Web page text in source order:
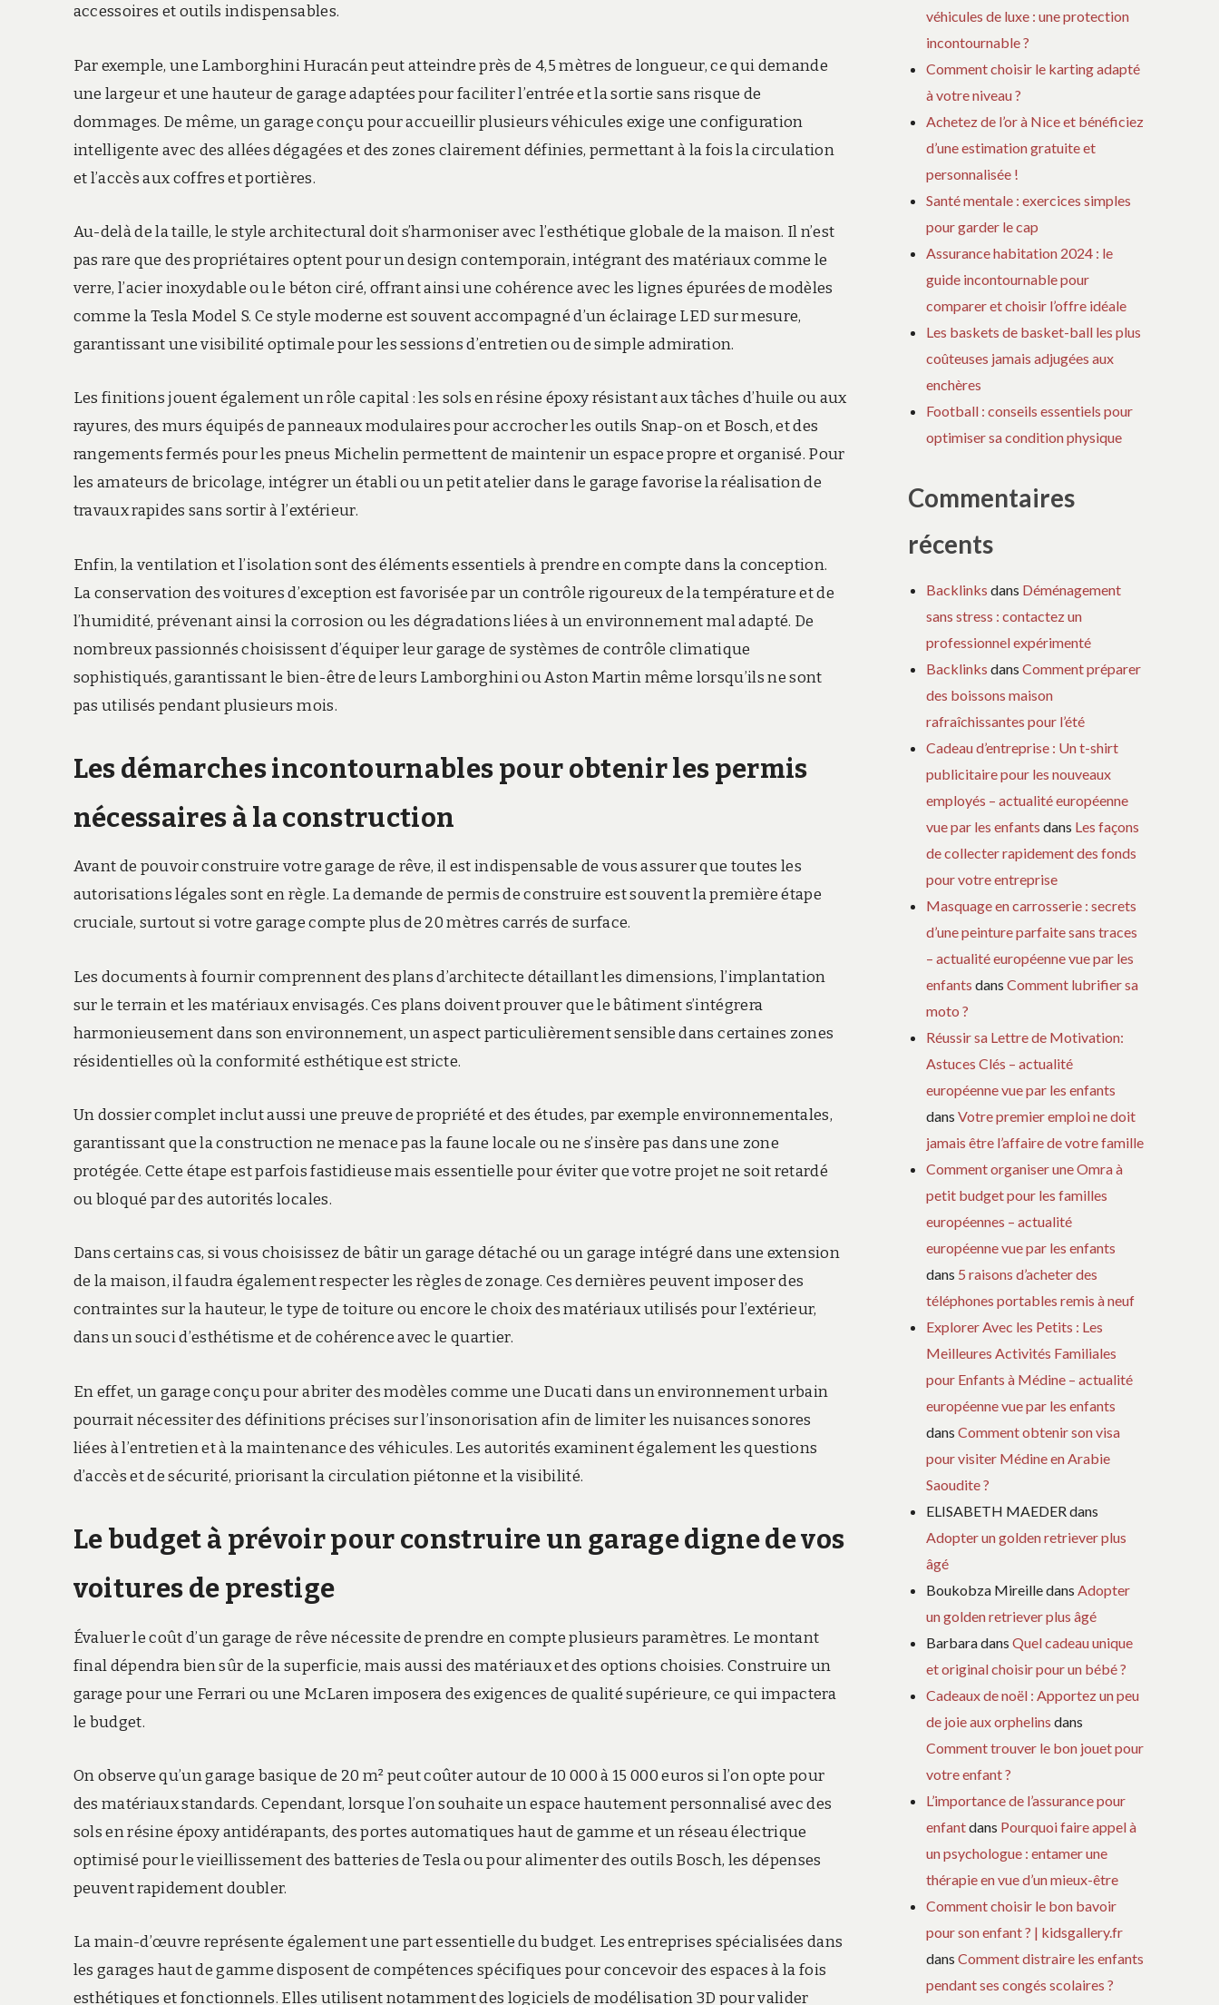
accessoires et outils indispensables.
Par exemple, une Lamborghini Huracán peut atteindre près de 4,5 mètres de longueur, ce qui demande
une largeur et une hauteur de garage adaptées pour faciliter l’entrée et la sortie sans risque de
dommages. De même, un garage conçu pour accueillir plusieurs véhicules exige une configuration
intelligente avec des allées dégagées et des zones clairement définies, permettant à la fois la circulation
et l’accès aux coffres et portières.
Au-delà de la taille, le style architectural doit s’harmoniser avec l’esthétique globale de la maison. Il n’est
pas rare que des propriétaires optent pour un design contemporain, intégrant des matériaux comme le
verre, l’acier inoxydable ou le béton ciré, offrant ainsi une cohérence avec les lignes épurées de modèles
comme la Tesla Model S. Ce style moderne est souvent accompagné d’un éclairage LED sur mesure,
garantissant une visibilité optimale pour les sessions d’entretien ou de simple admiration.
Les finitions jouent également un rôle capital : les sols en résine époxy résistant aux tâches d’huile ou aux
rayures, des murs équipés de panneaux modulaires pour accrocher les outils Snap-on et Bosch, et des
rangements fermés pour les pneus Michelin permettent de maintenir un espace propre et organisé. Pour
les amateurs de bricolage, intégrer un établi ou un petit atelier dans le garage favorise la réalisation de
travaux rapides sans sortir à l’extérieur.
Enfin, la ventilation et l’isolation sont des éléments essentiels à prendre en compte dans la conception.
La conservation des voitures d’exception est favorisée par un contrôle rigoureux de la température et de
l’humidité, prévenant ainsi la corrosion ou les dégradations liées à un environnement mal adapté. De
nombreux passionnés choisissent d’équiper leur garage de systèmes de contrôle climatique
sophistiqués, garantissant le bien-être de leurs Lamborghini ou Aston Martin même lorsqu’ils ne sont
pas utilisés pendant plusieurs mois.
Les démarches incontournables pour obtenir les permis
nécessaires à la construction
Avant de pouvoir construire votre garage de rêve, il est indispensable de vous assurer que toutes les
autorisations légales sont en règle. La demande de permis de construire est souvent la première étape
cruciale, surtout si votre garage compte plus de 20 mètres carrés de surface.
Les documents à fournir comprennent des plans d’architecte détaillant les dimensions, l’implantation
sur le terrain et les matériaux envisagés. Ces plans doivent prouver que le bâtiment s’intégrera
harmonieusement dans son environnement, un aspect particulièrement sensible dans certaines zones
résidentielles où la conformité esthétique est stricte.
Un dossier complet inclut aussi une preuve de propriété et des études, par exemple environnementales,
garantissant que la construction ne menace pas la faune locale ou ne s’insère pas dans une zone
protégée. Cette étape est parfois fastidieuse mais essentielle pour éviter que votre projet ne soit retardé
ou bloqué par des autorités locales.
Dans certains cas, si vous choisissez de bâtir un garage détaché ou un garage intégré dans une extension
de la maison, il faudra également respecter les règles de zonage. Ces dernières peuvent imposer des
contraintes sur la hauteur, le type de toiture ou encore le choix des matériaux utilisés pour l’extérieur,
dans un souci d’esthétisme et de cohérence avec le quartier.
En effet, un garage conçu pour abriter des modèles comme une Ducati dans un environnement urbain
pourrait nécessiter des définitions précises sur l’insonorisation afin de limiter les nuisances sonores
liées à l’entretien et à la maintenance des véhicules. Les autorités examinent également les questions
d’accès et de sécurité, priorisant la circulation piétonne et la visibilité.
Le budget à prévoir pour construire un garage digne de vos
voitures de prestige
Évaluer le coût d’un garage de rêve nécessite de prendre en compte plusieurs paramètres. Le montant
final dépendra bien sûr de la superficie, mais aussi des matériaux et des options choisies. Construire un
garage pour une Ferrari ou une McLaren imposera des exigences de qualité supérieure, ce qui impactera
le budget.
On observe qu’un garage basique de 20 m² peut coûter autour de 10 000 à 15 000 euros si l’on opte pour
des matériaux standards. Cependant, lorsque l’on souhaite un espace hautement personnalisé avec des
sols en résine époxy antidérapants, des portes automatiques haut de gamme et un réseau électrique
optimisé pour le vieillissement des batteries de Tesla ou pour alimenter des outils Bosch, les dépenses
peuvent rapidement doubler.
La main-d’œuvre représente également une part essentielle du budget. Les entreprises spécialisées dans
les garages haut de gamme disposent de compétences spécifiques pour concevoir des espaces à la fois
esthétiques et fonctionnels. Elles utilisent notamment des logiciels de modélisation 3D pour valider
véhicules de luxe : une protection
incontournable ?
Comment choisir le karting adapté
à votre niveau ?
Achetez de l’or à Nice et bénéficiez
d’une estimation gratuite et
personnalisée !
Santé mentale : exercices simples
pour garder le cap
Assurance habitation 2024 : le
guide incontournable pour
comparer et choisir l’offre idéale
Les baskets de basket-ball les plus
coûteuses jamais adjugées aux
enchères
Football : conseils essentiels pour
optimiser sa condition physique
Commentaires
récents
Backlinks dans Déménagement
sans stress : contactez un
professionnel expérimenté
Backlinks dansComment préparer
des boissons maison
rafraîchissantes pour l’été
Cadeau d’entreprise : Un t-shirt
publicitaire pour les nouveaux
employés – actualité européenne
vue par les enfants dans Les façons
de collecter rapidement des fonds
pour votre entreprise
Masquage en carrosserie : secrets
d’une peinture parfaite sans traces
– actualité européenne vue par les
enfants dansComment lubrifier sa
moto ?
Réussir sa Lettre de Motivation:
Astuces Clés – actualité
européenne vue par les enfants
dansVotre premier emploi ne doit
jamais être l’affaire de votre famille
Comment organiser une Omra à
petit budget pour les familles
européennes – actualité
européenne vue par les enfants
dans 5 raisons d’acheter des
téléphones portables remis à neuf
Explorer Avec les Petits : Les
Meilleures Activités Familiales
pour Enfants à Médine – actualité
européenne vue par les enfants
dansComment obtenir son visa
pour visiter Médine en Arabie
Saoudite ?
ELISABETH MAEDERdans
Adopter un golden retriever plus
âgé
Boukobza MireilledansAdopter
un golden retriever plus âgé
BarbaradansQuel cadeau unique
et original choisir pour un bébé ?
Cadeaux de noël : Apportez un peu
de joie aux orphelins dans
Comment trouver le bon jouet pour
votre enfant ?
L’importance de l’assurance pour
enfantdans Pourquoi faire appel à
un psychologue : entamer une
thérapie en vue d’un mieux-être
Comment choisir le bon bavoir
pour son enfant ? | kidsgallery.fr
dansComment distraire les enfants
pendant ses congés scolaires ?